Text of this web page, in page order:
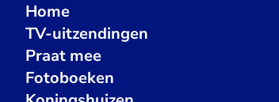
Home
TV-uitzendingen
Praat mee
Fotoboeken